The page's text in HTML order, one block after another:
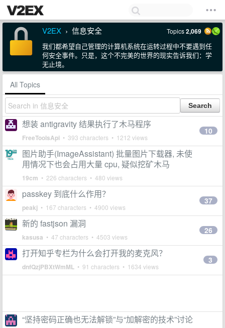
V2EX › 信息安全 Topics2,069
我们都希望自己管理的计算机系统在运转过程中不要遇到任
何安全事件。只是，这个不完美的世界的现实告诉我们：学
无止境。
All Topics
想装 antigravity 结果执行了木马程序
FreeToolsApi • 393 characters • 1212 views
10
图片助手(ImageAssistant) 批量图片下载器, 未使
用情况下也会占用大量 cpu, 疑似挖矿木马
19cm • 226 characters • 480 views
passkey 到底什么作用？
peakj • 167 characters • 4900 views
37
新的 fastjson 漏洞
kasusa • 47 characters • 4503 views
26
打开知乎专栏为什么会打开我的麦克风？
dnfQzjPBXtWmML • 91 characters • 1634 views
3
“坚持密码正确也无法解锁”与“加解密的技术”讨论